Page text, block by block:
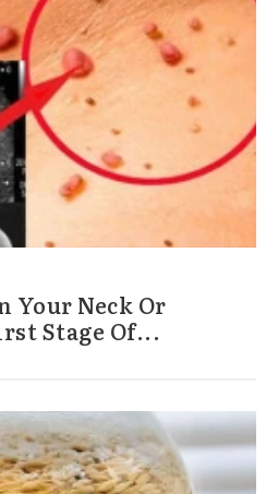
Your Neck Or
Stage Of...